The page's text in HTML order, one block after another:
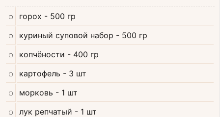
горох - 500 гр
куриный суповой набор - 500 гр
копчёности - 400 гр
картофель - 3 шт
морковь - 1 шт
лук репчатый - 1 шт